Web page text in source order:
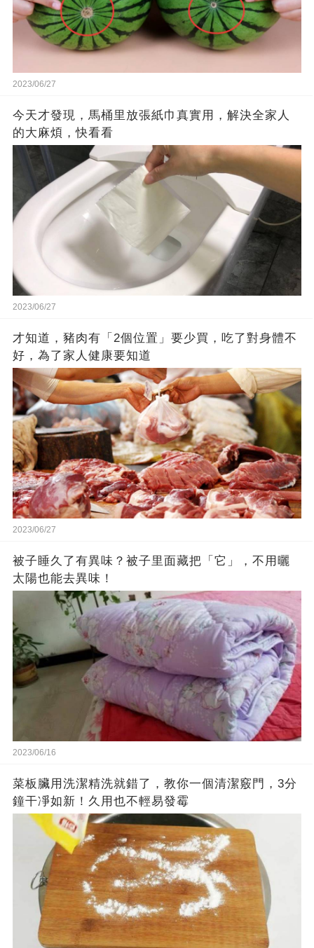
2023/06/27
今天才發現，馬桶里放張紙巾真實用，解決全家人
的大麻煩，快看看
2023/06/27
才知道，豬肉有「2個位置」要少買，吃了對身體不
好，為了家人健康要知道
2023/06/27
被子睡久了有異味？被子里面藏把「它」，不用曬
太陽也能去異味！
2023/06/16
菜板臟用洗潔精洗就錯了，教你一個清潔竅門，3分
鐘干凈如新！久用也不輕易發霉